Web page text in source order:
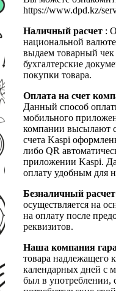
https://www.dpd.kz/
Наличный расчет :
национальной
выдаем товарный
бухгалтерские
покупки товара.
Оплата на счет
Данный способ
мобильного
компании высылают
счета Kaspi
либо QR
приложении Kaspi.
оплату удобным для
Безналичный расчет
осуществляется на
на оплату после
реквизитов.
Наша компания
товара надлежащего
календарных дней с
был в употреблении,